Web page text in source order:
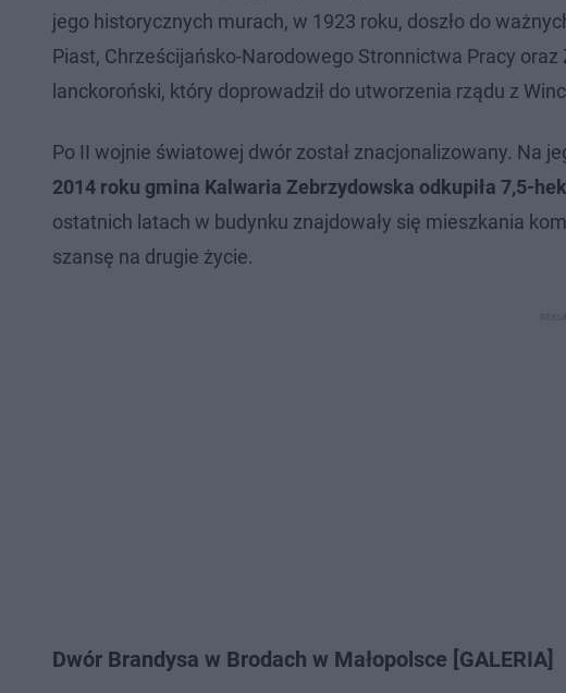
jego historycznych murach, w 1923 roku, doszło do
Piast, Chrześcijańsko-Narodowego Stronnictwa Pracy
lanckoroński, który doprowadził do utworzenia rządu z
Po II wojnie światowej dwór został znacjonalizowany. Na
2014 roku gmina Kalwaria Zebrzydowska odkupiła 7,5-
ostatnich latach w budynku znajdowały się mieszkania
szansę na drugie życie.
Dwór Brandysa w Brodach w Małopolsce [GALERIA]